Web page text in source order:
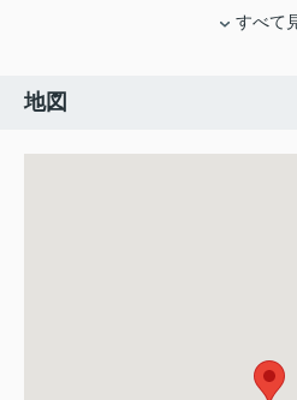
すべて
地図